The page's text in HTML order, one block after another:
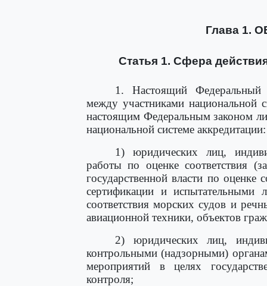
Глава 1.
Статья 1. Сфера
1. Настоящий Федеральный
между участниками национальной
настоящим Федеральным законом
национальной системе аккредитации:
1) юридических лиц,
работы по оценке соответствия
государственной власти по оценке
сертификации и испытательными
соответствия морских судов и
авиационной техники, объектов
2) юридических лиц,
контрольными (надзорными)
мероприятий в целях
контроля;